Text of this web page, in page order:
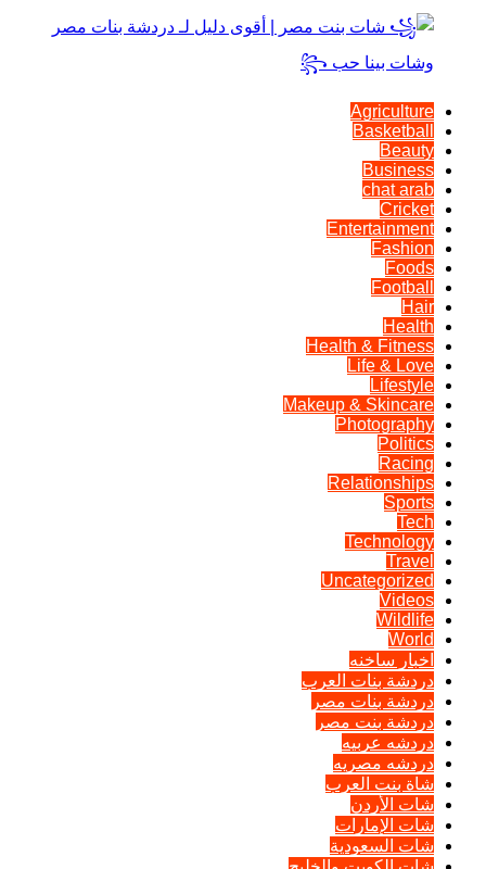
Agriculture
Basketball
Beauty
Business
chat arab
Cricket
Entertainment
Fashion
Foods
Football
Hair
Health
Health & Fitness
Life & Love
Lifestyle
Makeup & Skincare
Photography
Politics
Racing
Relationships
Sports
Tech
Technology
Travel
Uncategorized
Videos
Wildlife
World
اخبار ساخنه
دردشة بنات العرب
دردشة بنات مصر
دردشة بنت مصر
دردشه عربيه
دردشه مصريه
شاة بنت العرب
شات الأردن
شات الإمارات
شات السعودية